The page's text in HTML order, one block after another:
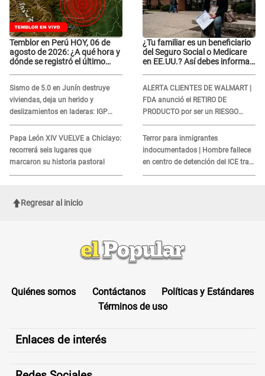
Temblor en Perú HOY, 06 de
agosto de 2026: ¿A qué hora y
dónde se registró el último
Sismo de 5.0 en Junín destruye
viviendas, deja un herido y
deslizamientos en laderas: IGP
alerta sobre posibles réplicas
Papa León XIV VUELVE a Chiclayo:
recorrerá seis lugares que
marcaron su historia pastoral
¿Tu familiar es un beneficiario
del Seguro Social o Medicare
en EE.UU.? Así debes informar
ALERTA CLIENTES DE WALMART |
FDA anunció el RETIRO DE
PRODUCTO por ser un RIESGO
MORTAL para consumidores: ¿Cuál
es?
Terror para inmigrantes
indocumentados | Hombre fallece
en centro de detención del ICE tras
sufrir una "emergencia médica"
Regresar al inicio
Quiénes somos Contáctanos
Políticas y Estándares
Términos de uso
Enlaces de interés